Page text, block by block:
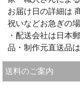
お届け日の詳細は
祝いなどお急ぎの
・配送会社は日本
品・制作元直送品
送料のご案内